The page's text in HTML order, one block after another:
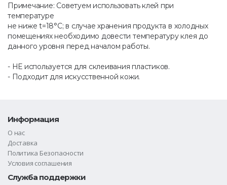
Примечание: Советуем использовать клей при
температуре
не ниже t=18°C; в случае хранения продукта в холодных
помещениях необходимо довести температуру клея до
данного уровня перед началом работы.
- НЕ используется для склеивания пластиков.
- Подходит для искусственной кожи.
Информация
О нас
Доставка
Политика Безопасности
Условия соглашения
Служба поддержки